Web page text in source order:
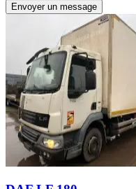
Envoyer un message